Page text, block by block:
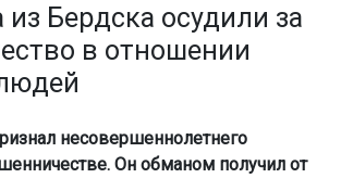
из Бердска осудили за
в отношении
несовершеннолетнего
Он обманом получил от